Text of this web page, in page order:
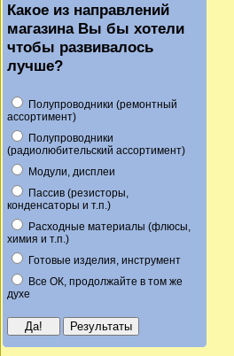
Какое из направлений
магазина Вы бы хотели
чтобы развивалось
лучше?
Полупроводники (ремонтный
ассортимент)
Полупроводники
(радиолюбительский ассортимент)
Модули, дисплеи
Пассив (резисторы,
конденсаторы и т.п.)
Расходные материалы (флюсы,
химия и т.п.)
Готовые изделия, инструмент
Все ОК, продолжайте в том же
духе